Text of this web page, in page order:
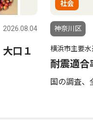
2026.08.04
口１
社会
神奈川区
横浜市主要水
耐震適合
国の調査、